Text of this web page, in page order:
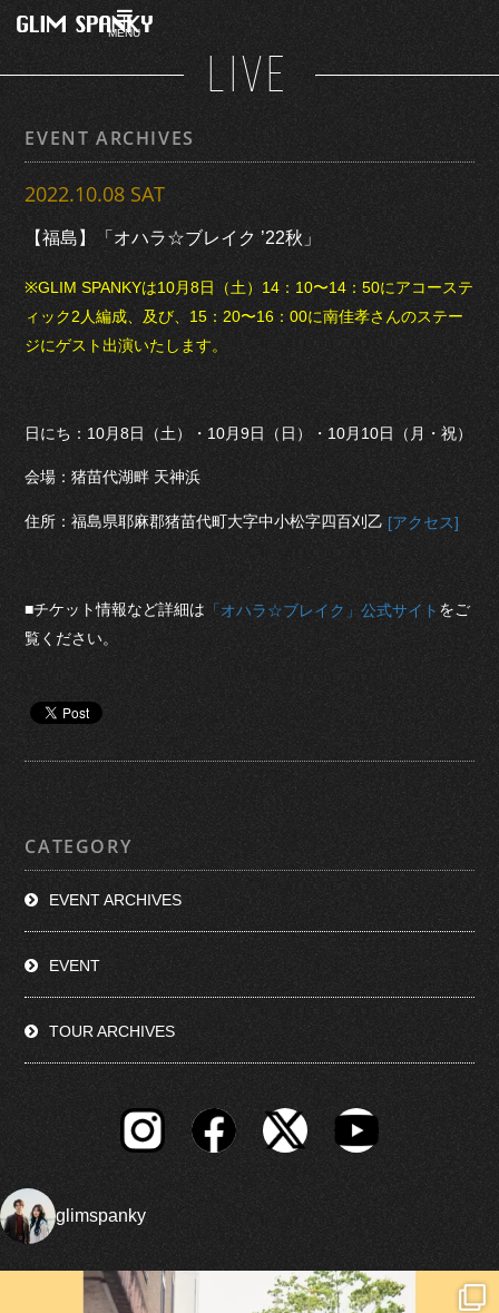
MENU
LIVE
EVENT ARCHIVES
2022.10.08 SAT
【福島】「オハラ☆ブレイク ’22秋」
※GLIM SPANKYは10月8日（土）14：10〜14：50にアコーステ
ィック2人編成、及び、15：20〜16：00に南佳孝さんのステー
ジにゲスト出演いたします。
日にち：10月8日（土）・10月9日（日）・10月10日（月・祝）
会場：猪苗代湖畔 天神浜
住所：福島県耶麻郡猪苗代町大字中小松字四百刈乙 [アクセス]
■チケット情報など詳細は 「オハラ☆ブレイク」公式サイト をご
覧ください。
CATEGORY
EVENT ARCHIVES
EVENT
TOUR ARCHIVES
glimspanky